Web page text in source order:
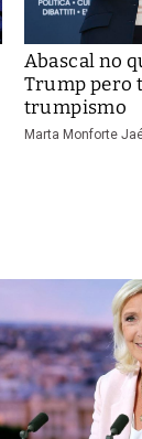
Abascal no
Trump pero
trumpismo
Marta Monforte